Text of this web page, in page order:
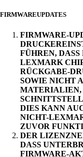
FIRMWAREUPDATES
FIRMWARE-
FÜHREN,
LEXMARK
RÜCKGABE-
SOWIE NICHT
MATERIALIEN,
DIES KANN
NICHT-
ZUVOR
DER
DASS
FIRMWARE-